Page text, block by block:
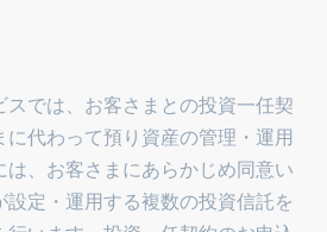
スでは、お客さまとの投資一任契
代わって預り資産の管理・運用
は、お客さまにあらかじめ同意い
設定・運用する複数の投資信託を